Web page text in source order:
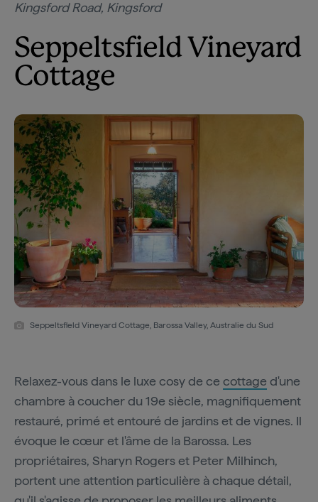
Kingsford Road, Kingsford
Seppeltsfield Vineyard
Cottage
Seppeltsfield Vineyard Cottage, Barossa Valley, Australie du Sud
Relaxez-vous dans le luxe cosy de ce cottage d'une
chambre à coucher du 19e siècle, magnifiquement
restauré, primé et entouré de jardins et de vignes. Il
évoque le cœur et l'âme de la Barossa. Les
propriétaires, Sharyn Rogers et Peter Milhinch,
portent une attention particulière à chaque détail,